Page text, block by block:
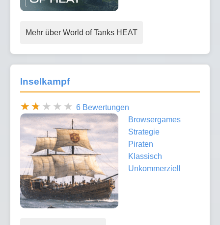
Mehr über World of Tanks HEAT
Inselkampf
6 Bewertungen
Browsergames
Strategie
Piraten
Klassisch
Unkommerziell